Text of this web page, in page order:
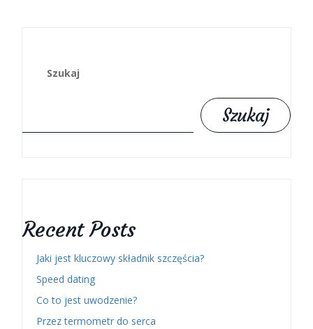
Szukaj
Szukaj
Recent Posts
Jaki jest kluczowy składnik szczęścia?
Speed dating
Co to jest uwodzenie?
Przez termometr do serca